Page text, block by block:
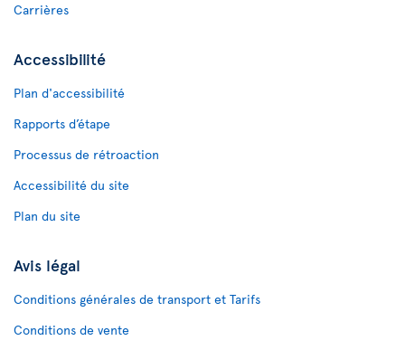
Carrières
Accessibilité
Plan d'accessibilité
Rapports d’étape
Processus de rétroaction
Accessibilité du site
Plan du site
Avis légal
Conditions générales de transport et Tarifs
Conditions de vente